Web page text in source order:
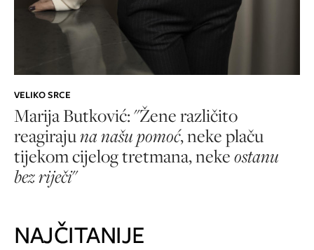
VELIKO SRCE
Marija Butković: "Žene različito
reagirajuna našu pomoć, neke plaču
tijekom cijelog tretmana, nekeostanu
bez riječi"
NAJČITANIJE